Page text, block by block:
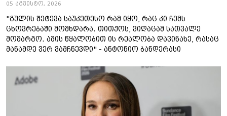
05 აგვისტო, 2026
"გულის შეტევა საუკეთესო რამ იყო, რაც კი ჩემს
ცხოვრებაში მომხდარა. თითქოს, ვიღაცამ სათვალე
მომარგო. ამის წყალობით ის რეალობა დავინახე, რასაც
მანამდე ვერ ვამჩნევდი" - ანტონიო ბანდერასი